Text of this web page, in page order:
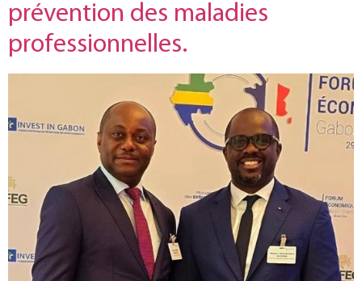
prévention des maladies
professionnelles.